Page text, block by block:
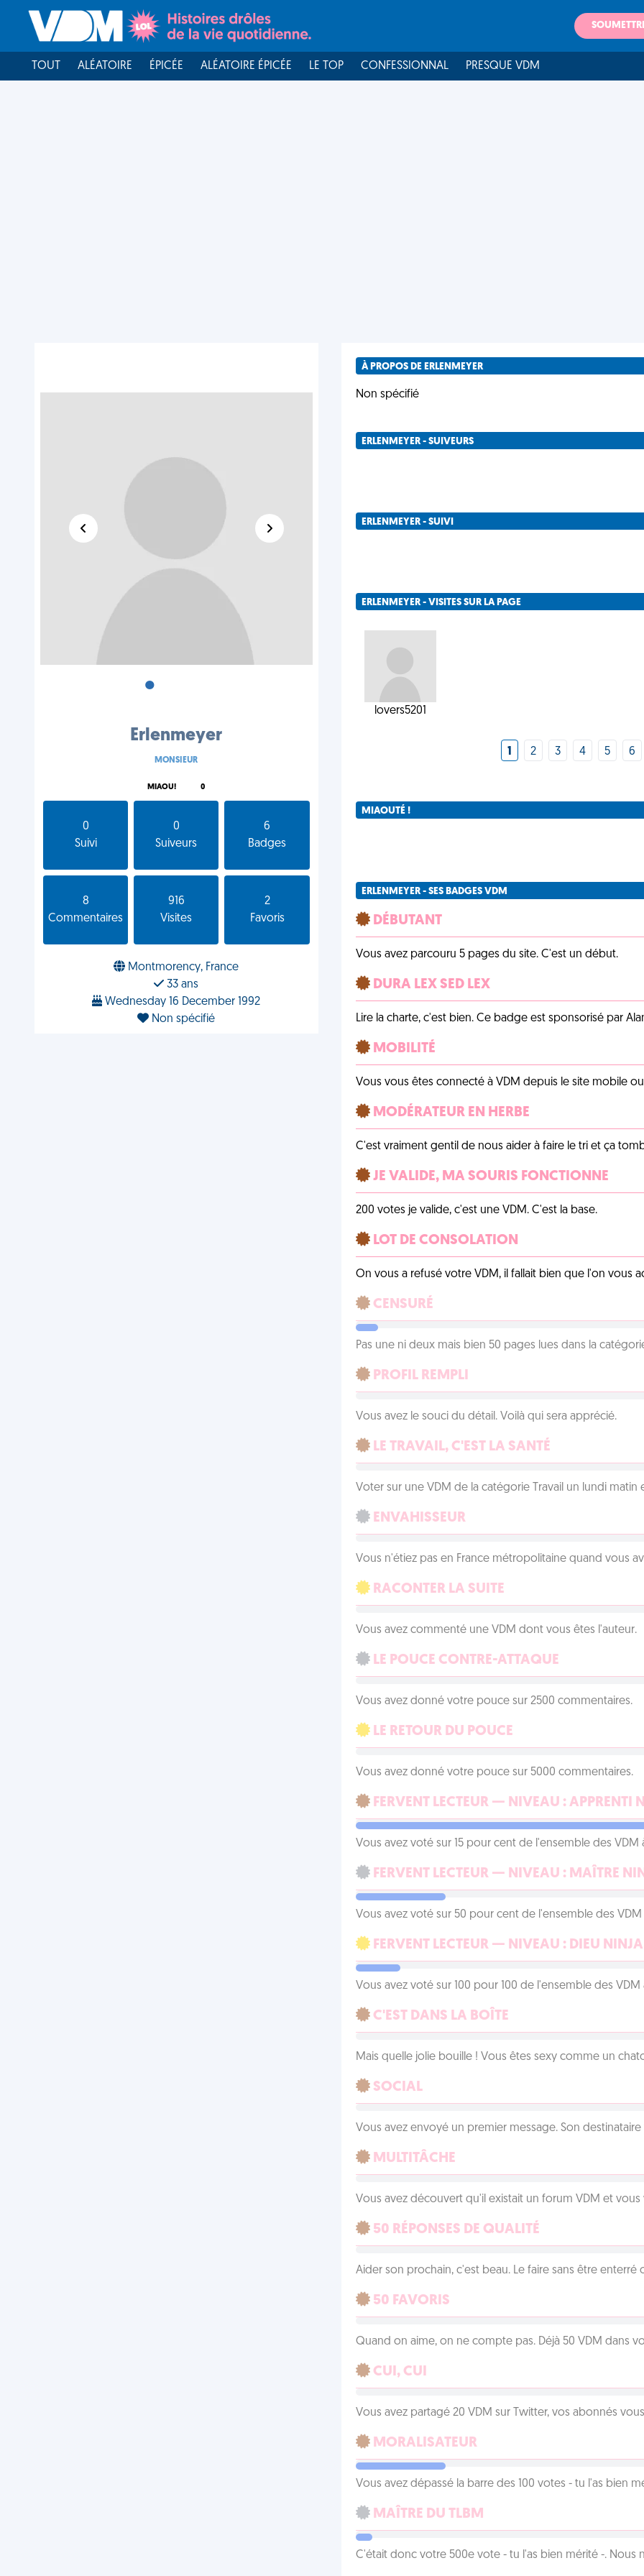
TOUT ALÉATOIRE ÉPICÉE ALÉATOIRE ÉPICÉE LE TOP CONFESSIONNAL PRESQUE VDM
•
Erlenmeyer
MONSIEUR
MIAOU! 0
0
Suivi
0
Suiveurs
6
Badges
8
Commentaires
916
Visites
2
Favoris
Montmorency, France
33 ans
Wednesday 16 December 1992
Non spécifié
À PROPOS DE ERLENMEYER
Non spécifié
ERLENMEYER - SUIVEURS
ERLENMEYER - SUIVI
ERLENMEYER - VISITES SUR LA PAGE
lovers5201
1 2 3 4 5 6
MIAOUTÉ !
ERLENMEYER - SES BADGES VDM
DÉBUTANT
Vous avez parcouru 5 pages du site. C'est un début.
DURA LEX SED LEX
Lire la charte, c'est bien. Ce badge est sponsorisé par
MOBILITÉ
Vous vous êtes connecté à VDM depuis le site mobile
MODÉRATEUR EN HERBE
C'est vraiment gentil de nous aider à faire le tri et ça
JE VALIDE, MA SOURIS FONCTIONNE
200 votes je valide, c'est une VDM. C'est la base.
LOT DE CONSOLATION
On vous a refusé votre VDM, il fallait bien que l'on vous
CENSURÉ
Pas une ni deux mais bien 50 pages lues dans la
PROFIL REMPLI
Vous avez le souci du détail. Voilà qui sera apprécié.
LE TRAVAIL, C'EST LA SANTÉ
Voter sur une VDM de la catégorie Travail un lundi matin
ENVAHISSEUR
Vous n'étiez pas en France métropolitaine quand vous
RACONTER LA SUITE
Vous avez commenté une VDM dont vous êtes l'auteur.
LE POUCE CONTRE-ATTAQUE
Vous avez donné votre pouce sur 2500 commentaires.
LE RETOUR DU POUCE
Vous avez donné votre pouce sur 5000 commentaires.
FERVENT LECTEUR — NIVEAU : APPRENTI
Vous avez voté sur 15 pour cent de l'ensemble des VDM
FERVENT LECTEUR — NIVEAU : MAÎTRE
Vous avez voté sur 50 pour cent de l'ensemble des VDM
FERVENT LECTEUR — NIVEAU : DIEU NINJA
Vous avez voté sur 100 pour 100 de l'ensemble des VDM
C'EST DANS LA BOÎTE
Mais quelle jolie bouille ! Vous êtes sexy comme un
SOCIAL
Vous avez envoyé un premier message. Son
MULTITÂCHE
Vous avez découvert qu'il existait un forum VDM et
50 RÉPONSES DE QUALITÉ
Aider son prochain, c'est beau. Le faire sans être
50 FAVORIS
Quand on aime, on ne compte pas. Déjà 50 VDM dans
CUI, CUI
Vous avez partagé 20 VDM sur Twitter, vos abonnés
MORALISATEUR
Vous avez dépassé la barre des 100 votes - tu l'as bien
MAÎTRE DU TLBM
C'était donc votre 500e vote - tu l'as bien mérité -. Nous